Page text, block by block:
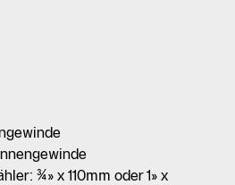
¾» x 110mm oder 1» x